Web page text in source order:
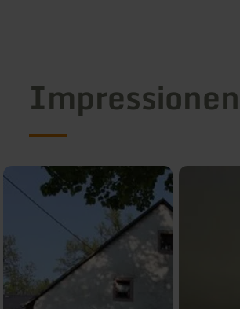
Impressionen